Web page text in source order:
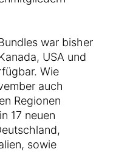
war bisher
USA und
Wie
auch
Regionen
17 neuen
sowie